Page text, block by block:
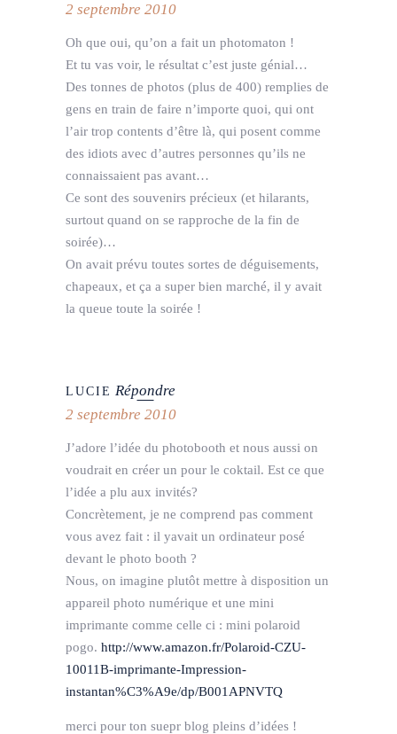
2 septembre 2010
Oh que oui, qu’on a fait un photomaton !
Et tu vas voir, le résultat c’est juste génial…
Des tonnes de photos (plus de 400) remplies de
gens en train de faire n’importe quoi, qui ont
l’air trop contents d’être là, qui posent comme
des idiots avec d’autres personnes qu’ils ne
connaissaient pas avant…
Ce sont des souvenirs précieux (et hilarants,
surtout quand on se rapproche de la fin de
soirée)…
On avait prévu toutes sortes de déguisements,
chapeaux, et ça a super bien marché, il y avait
la queue toute la soirée !
LUCIE Répondre
2 septembre 2010
J’adore l’idée du photobooth et nous aussi on
voudrait en créer un pour le coktail. Est ce que
l’idée a plu aux invités?
Concrètement, je ne comprend pas comment
vous avez fait : il yavait un ordinateur posé
devant le photo booth ?
Nous, on imagine plutôt mettre à disposition un
appareil photo numérique et une mini
imprimante comme celle ci : mini polaroid
pogo. http://www.amazon.fr/Polaroid-CZU-
10011B-imprimante-Impression-
instantan%C3%A9e/dp/B001APNVTQ
merci pour ton suepr blog pleins d’idées !